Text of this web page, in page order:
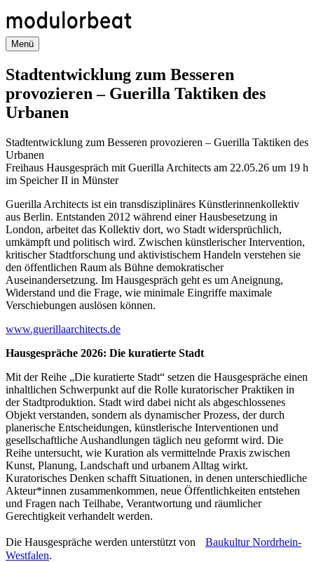
zum
Inhalt
Menü
Stadtentwicklung zum Besseren
provozieren – Guerilla Taktiken des
Urbanen
Stadtentwicklung zum Besseren provozieren – Guerilla Taktiken des
Urbanen
Freihaus Hausgespräch mit Guerilla Architects am 22.05.26 um 19 h
im Speicher II in Münster
Guerilla Architects ist ein transdisziplinäres Künstlerinnenkollektiv
aus Berlin. Entstanden 2012 während einer Hausbesetzung in
London, arbeitet das Kollektiv dort, wo Stadt widersprüchlich,
umkämpft und politisch wird. Zwischen künstlerischer Intervention,
kritischer Stadtforschung und aktivistischem Handeln verstehen sie
den öffentlichen Raum als Bühne demokratischer
Auseinandersetzung. Im Hausgespräch geht es um Aneignung,
Widerstand und die Frage, wie minimale Eingriffe maximale
Verschiebungen auslösen können.
www.guerillaarchitects.de
Hausgespräche 2026: Die kuratierte Stadt
Mit der Reihe „Die kuratierte Stadt“ setzen die Hausgespräche einen
inhaltlichen Schwerpunkt auf die Rolle kuratorischer Praktiken in
der Stadtproduktion. Stadt wird dabei nicht als abgeschlossenes
Objekt verstanden, sondern als dynamischer Prozess, der durch
planerische Entscheidungen, künstlerische Interventionen und
gesellschaftliche Aushandlungen täglich neu geformt wird. Die
Reihe untersucht, wie Kuration als vermittelnde Praxis zwischen
Kunst, Planung, Landschaft und urbanem Alltag wirkt.
Kuratorisches Denken schafft Situationen, in denen unterschiedliche
Akteur*innen zusammenkommen, neue Öffentlichkeiten entstehen
und Fragen nach Teilhabe, Verantwortung und räumlicher
Gerechtigkeit verhandelt werden.
Die Hausgespräche werden unterstützt von Baukultur Nordrhein-
Westfalen.